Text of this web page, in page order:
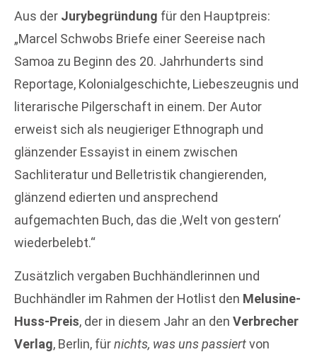
Aus der Jurybegründung für den Hauptpreis:
„Marcel Schwobs Briefe einer Seereise nach
Samoa zu Beginn des 20. Jahrhunderts sind
Reportage, Kolonialgeschichte, Liebeszeugnis und
literarische Pilgerschaft in einem. Der Autor
erweist sich als neugieriger Ethnograph und
glänzender Essayist in einem zwischen
Sachliteratur und Belletristik changierenden,
glänzend edierten und ansprechend
aufgemachten Buch, das die ‚Welt von gestern‘
wiederbelebt.“
Zusätzlich vergaben Buchhändlerinnen und
Buchhändler im Rahmen der Hotlist den Melusine-
Huss-Preis, der in diesem Jahr an den Verbrecher
Verlag, Berlin, fürnichts, was uns passiertvon